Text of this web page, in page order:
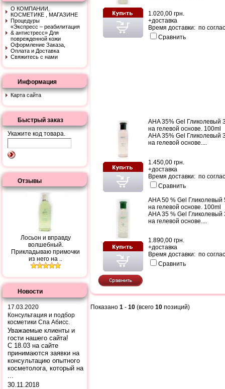
1.020,00 грн.
+доставка
Время доставки: по
Сравнить
AHA 35% Gel Гликолевый
на гелевой основе. 100ml
AHA 35% Gel Гликолевый
на гелевой основе....
1.450,00 грн.
+доставка
Время доставки: по
Сравнить
AHA 50 % Gel Гликолевый
на гелевой основе. 100ml
AHA 35 % Gel Гликолевый
на гелевой основе....
1.890,00 грн.
+доставка
Время доставки: по
Сравнить
Показано 1 - 10 (всего 10 позиций)
О КОМПАНИИ,
КОСМЕТИКЕ , МАГАЗИНЕ
Процедуры
«Экспресс – peaбилитaция
& aнтистpeсс» Для
поврежденной кожи
Оформление Заказа,
Оплата и Доставка
Свяжитесь с нами
Информация
Карта сайта
Быстрый заказ
Укажите код товара.
Отзывы
Лосьон и вправду
волшебный.
Прикладываю примочки
из него на ..
Новости
17.03.2020
Консультация и подбор
косметики Спа Абисс.
Уважаемые клиенты и
гости нашего сайта!
С 18.03 на сайте
принимаются заявки на
консультацию опытного
косметолога, который на
...
30.11.2018